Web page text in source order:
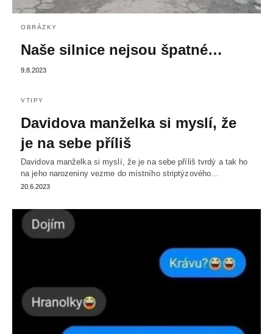
OBRÁZKY
Naše silnice nejsou špatné…
9.8.2023
VTIPY
Davidova manželka si myslí, že
je na sebe příliš
Davidova manželka si myslí, že je na sebe příliš tvrdý a tak ho
na jeho narozeniny vezme do místního striptýzového…
20.6.2023